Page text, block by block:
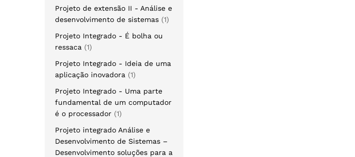
Projeto de extensão II - Análise e
desenvolvimento de sistemas
1
Projeto Integrado - É bolha ou
ressaca
1
Projeto Integrado - Ideia de uma
aplicação inovadora
1
Projeto Integrado - Uma parte
fundamental de um computador
é o processador
1
Projeto integrado Análise e
Desenvolvimento de Sistemas –
Desenvolvimento soluções para a